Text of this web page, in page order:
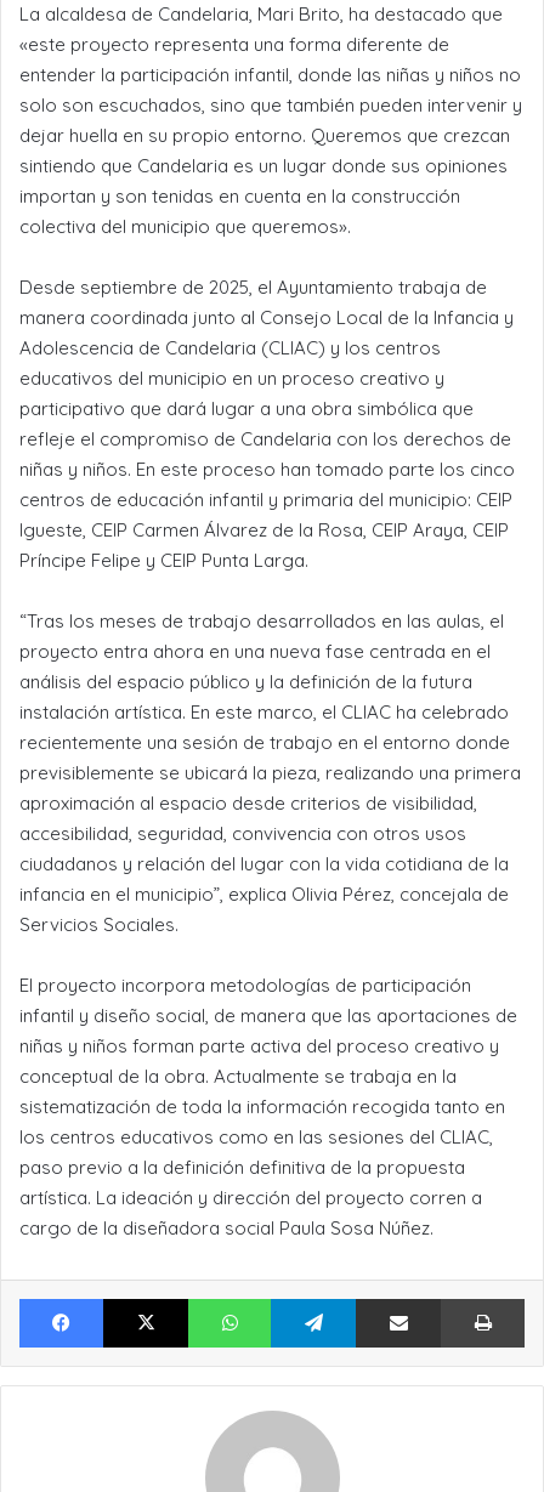
La alcaldesa de Candelaria, Mari Brito, ha destacado que
«este proyecto representa una forma diferente de
entender la participación infantil, donde las niñas y niños no
solo son escuchados, sino que también pueden intervenir y
dejar huella en su propio entorno. Queremos que crezcan
sintiendo que Candelaria es un lugar donde sus opiniones
importan y son tenidas en cuenta en la construcción
colectiva del municipio que queremos».
Desde septiembre de 2025, el Ayuntamiento trabaja de
manera coordinada junto al Consejo Local de la Infancia y
Adolescencia de Candelaria (CLIAC) y los centros
educativos del municipio en un proceso creativo y
participativo que dará lugar a una obra simbólica que
refleje el compromiso de Candelaria con los derechos de
niñas y niños. En este proceso han tomado parte los cinco
centros de educación infantil y primaria del municipio: CEIP
Igueste, CEIP Carmen Álvarez de la Rosa, CEIP Araya, CEIP
Príncipe Felipe y CEIP Punta Larga.
“Tras los meses de trabajo desarrollados en las aulas, el
proyecto entra ahora en una nueva fase centrada en el
análisis del espacio público y la definición de la futura
instalación artística. En este marco, el CLIAC ha celebrado
recientemente una sesión de trabajo en el entorno donde
previsiblemente se ubicará la pieza, realizando una primera
aproximación al espacio desde criterios de visibilidad,
accesibilidad, seguridad, convivencia con otros usos
ciudadanos y relación del lugar con la vida cotidiana de la
infancia en el municipio”, explica Olivia Pérez, concejala de
Servicios Sociales.
El proyecto incorpora metodologías de participación
infantil y diseño social, de manera que las aportaciones de
niñas y niños forman parte activa del proceso creativo y
conceptual de la obra. Actualmente se trabaja en la
sistematización de toda la información recogida tanto en
los centros educativos como en las sesiones del CLIAC,
paso previo a la definición definitiva de la propuesta
artística. La ideación y dirección del proyecto corren a
cargo de la diseñadora social Paula Sosa Núñez.
Facebook X WhatsApp Telegram Compartir por Email